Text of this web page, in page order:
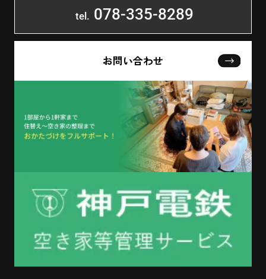
tel. 078-335-8289
お問い合わせ